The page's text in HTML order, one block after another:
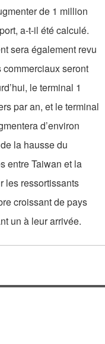
de 1 million
a-t-il été calculé.
sera également revu
seront
le terminal 1
par an, et le terminal
d’environ
la hausse du
entre Taiwan et la
les ressortissants
croissant de pays
un à leur arrivée.